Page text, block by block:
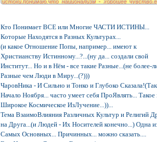
деяний по его возрождению, - способность жить в
согласии со всеми? И при этом не забывая
нам.....
Кто Понимает ВСЕ или Многие ЧАСТИ ИСТИНЫ...
Которые Находятся в Разных Культурах...
(и какое Отношение Попы, например... имеют к
Христианству Истинному...?...(ну да... создали свой
Институт... Но и в Нём - все такие Разные...(не более-
Разные чем Люди в Миру...(?)))
ЧаровНика - И Сильно и Тонко и Глубоко Сказала!(Так
Начало Ноября... часто умеет себя ПроЯвлять... Такое
Широкое Космическое ИзЛучение...))...
Тема ВзаимоВлияния Различных Культур и Религий
на Друга...(и Людей - Их Носителей конечно...) Одна
Самых Основных... Причинных... можно сказать....